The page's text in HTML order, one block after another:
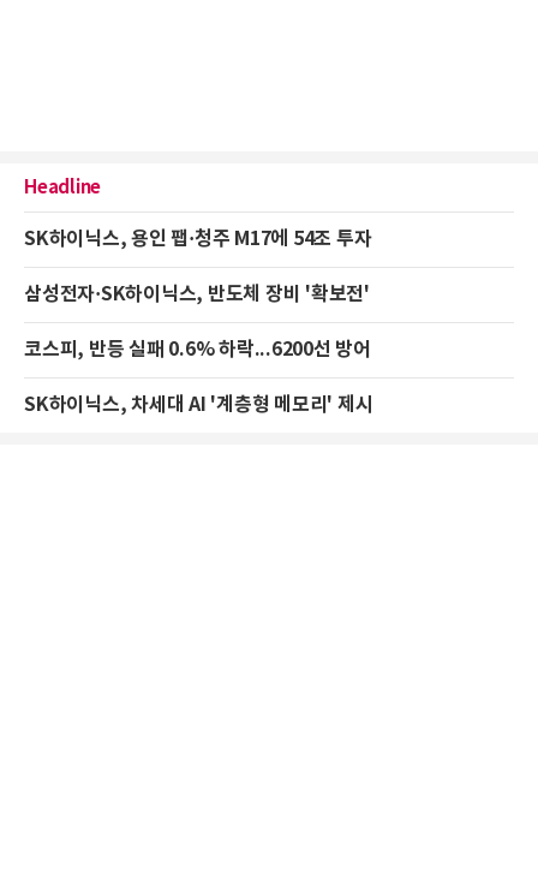
Headline
SK하이닉스, 용인 팹·청주 M17에 54조 투자
삼성전자·SK하이닉스, 반도체 장비 '확보전'
코스피, 반등 실패 0.6% 하락...6200선 방어
SK하이닉스, 차세대 AI '계층형 메모리' 제시